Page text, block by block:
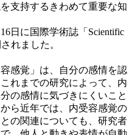
支持するきわめて重要な知
日に国際学術誌「Scientific
れました。
感覚」は、自分の感情を認
れまでの研究によって、内
の感情に気づきにくいこと
ら近年では、内受容感覚の
の関連についても、研究者